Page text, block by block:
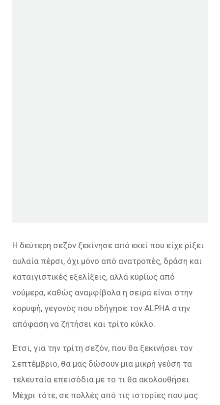
Η δεύτερη σεζόν ξεκίνησε από εκεί που είχε ρίξει
αυλαία πέρσι, όχι μόνο από ανατροπές, δράση και
καταιγιστικές εξελίξεις, αλλά κυρίως από
νούμερα, καθώς αναμφίβολα η σειρά είναι στην
κορυφή, γεγονός που οδήγησε τον ALPHA στην
απόφαση να ζητήσει και τρίτο κύκλο.
Έτσι, για την τρίτη σεζόν, που θα ξεκινήσει τον
Σεπτέμβριο, θα μας δώσουν μια μικρή γεύση τα
τελευταία επεισόδια με το τι θα ακολουθήσει.
Μέχρι τότε, σε πολλές από τις ιστορίες που μας